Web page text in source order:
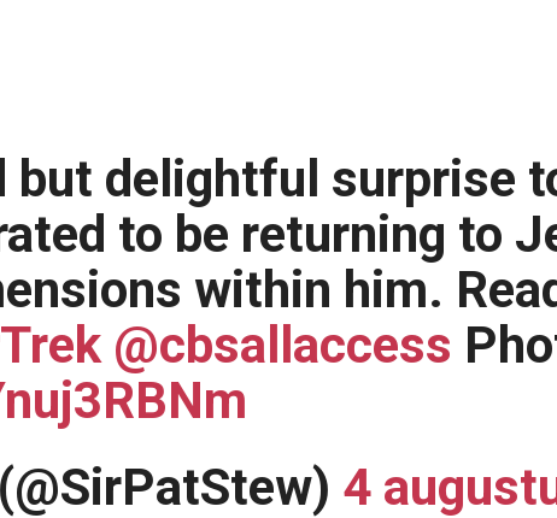
but delightful surprise
to be returning to
within him.
@cbsallaccess
4